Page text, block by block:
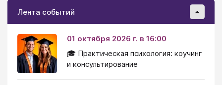
Лента событий
01 октября 2026 г. в 16:00
🎓 Практическая психология: коучинг
и консультирование